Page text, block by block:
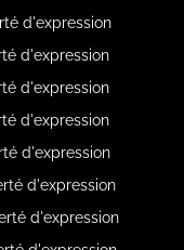
d'expression
d'expression
d'expression
d'expression
d'expression
d'expression
d'expression